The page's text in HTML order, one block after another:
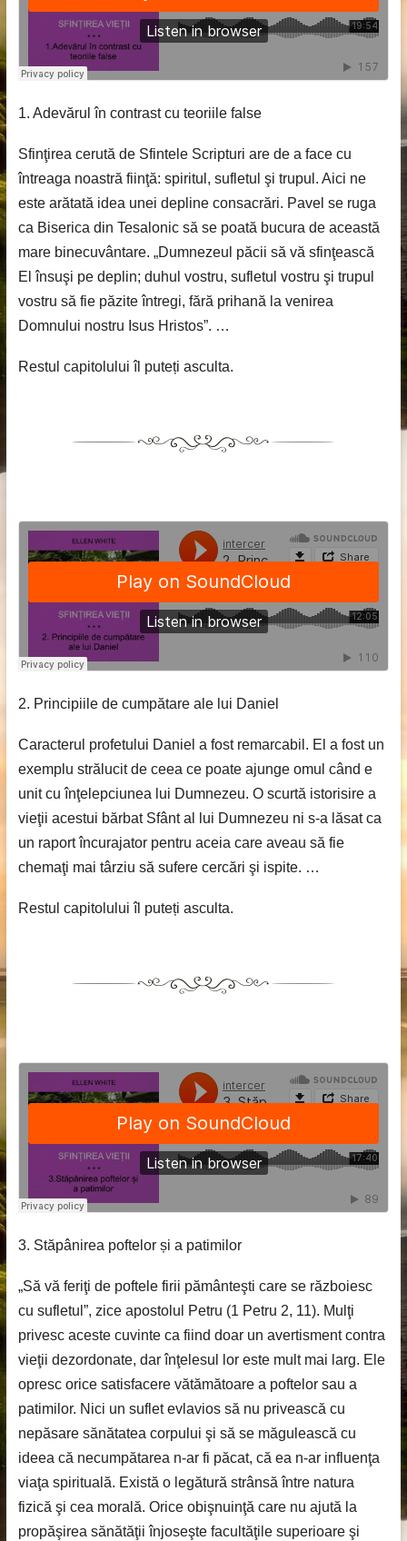
1. Adevărul în contrast cu teoriile false
Sfinţirea cerută de Sfintele Scripturi are de a face cu
întreaga noastră fiinţă: spiritul, sufletul şi trupul. Aici ne
este arătată idea unei depline consacrări. Pavel se ruga
ca Biserica din Tesalonic să se poată bucura de această
mare binecuvântare. „Dumnezeul păcii să vă sfinţească
El însuşi pe deplin; duhul vostru, sufletul vostru şi trupul
vostru să fie păzite întregi, fără prihană la venirea
Domnului nostru Isus Hristos”. …
Restul capitolului îl puteți asculta.
2. Principiile de cumpătare ale lui Daniel
Caracterul profetului Daniel a fost remarcabil. El a fost un
exemplu strălucit de ceea ce poate ajunge omul când e
unit cu înţelepciunea lui Dumnezeu. O scurtă istorisire a
vieţii acestui bărbat Sfânt al lui Dumnezeu ni s-a lăsat ca
un raport încurajator pentru aceia care aveau să fie
chemaţi mai târziu să sufere cercări şi ispite. …
Restul capitolului îl puteți asculta.
3. Stăpânirea poftelor și a patimilor
„Să vă feriţi de poftele firii pământeşti care se războiesc
cu sufletul”, zice apostolul Petru (1 Petru 2, 11). Mulţi
privesc aceste cuvinte ca fiind doar un avertisment contra
vieţii dezordonate, dar înţelesul lor este mult mai larg. Ele
opresc orice satisfacere vătămătoare a poftelor sau a
patimilor. Nici un suflet evlavios să nu privească cu
nepăsare sănătatea corpului şi să se măgulească cu
ideea că necumpătarea n-ar fi păcat, că ea n-ar influenţa
viaţa spirituală. Există o legătură strânsă între natura
fizică şi cea morală. Orice obişnuinţă care nu ajută la
propăşirea sănătăţii înjoseşte facultăţile superioare şi